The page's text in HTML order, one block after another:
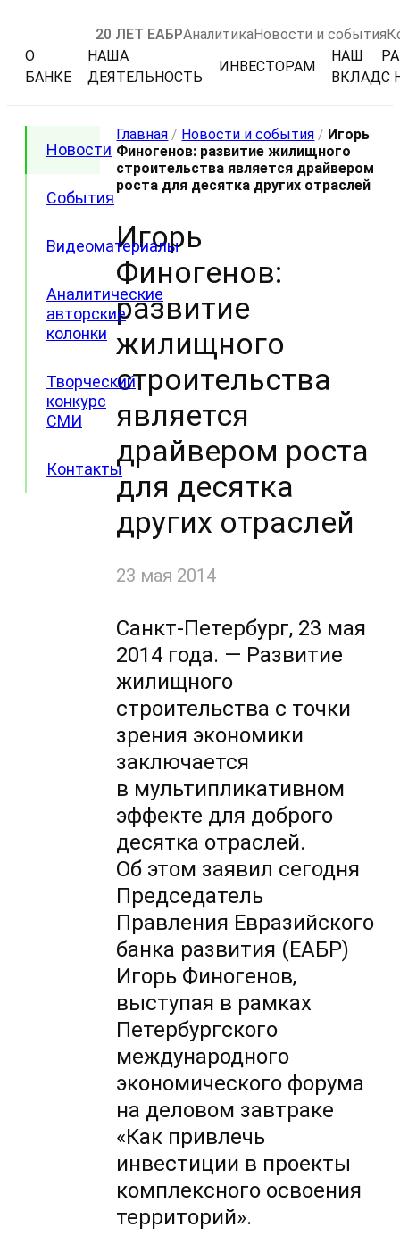
20 ЛЕТ ЕАБРАналитикаНовости и события
О
БАНКЕ
НАША
ДЕЯТЕЛЬНОСТЬ
ИНВЕСТОРАМ
НАШ
ВКЛАДС
Новости
События
Видеоматериалы
Аналитические
авторские
колонки
Творческий
конкурс
СМИ
Контакты
Главная / Новости и события / Игорь
Финогенов: развитие жилищного
строительства является драйвером
роста для десятка других отраслей
Игорь
Финогенов:
развитие
жилищного
строительства
является
драйвером роста
для десятка
других отраслей
23 мая 2014
Санкт-Петербург, 23 мая
2014 года. — Развитие
жилищного
строительства с точки
зрения экономики
заключается
в мультипликативном
эффекте для доброго
десятка отраслей.
Об этом заявил сегодня
Председатель
Правления Евразийского
банка развития (ЕАБР)
Игорь Финогенов,
выступая в рамках
Петербургского
международного
экономического форума
на деловом завтраке
«Как привлечь
инвестиции в проекты
комплексного освоения
территорий».